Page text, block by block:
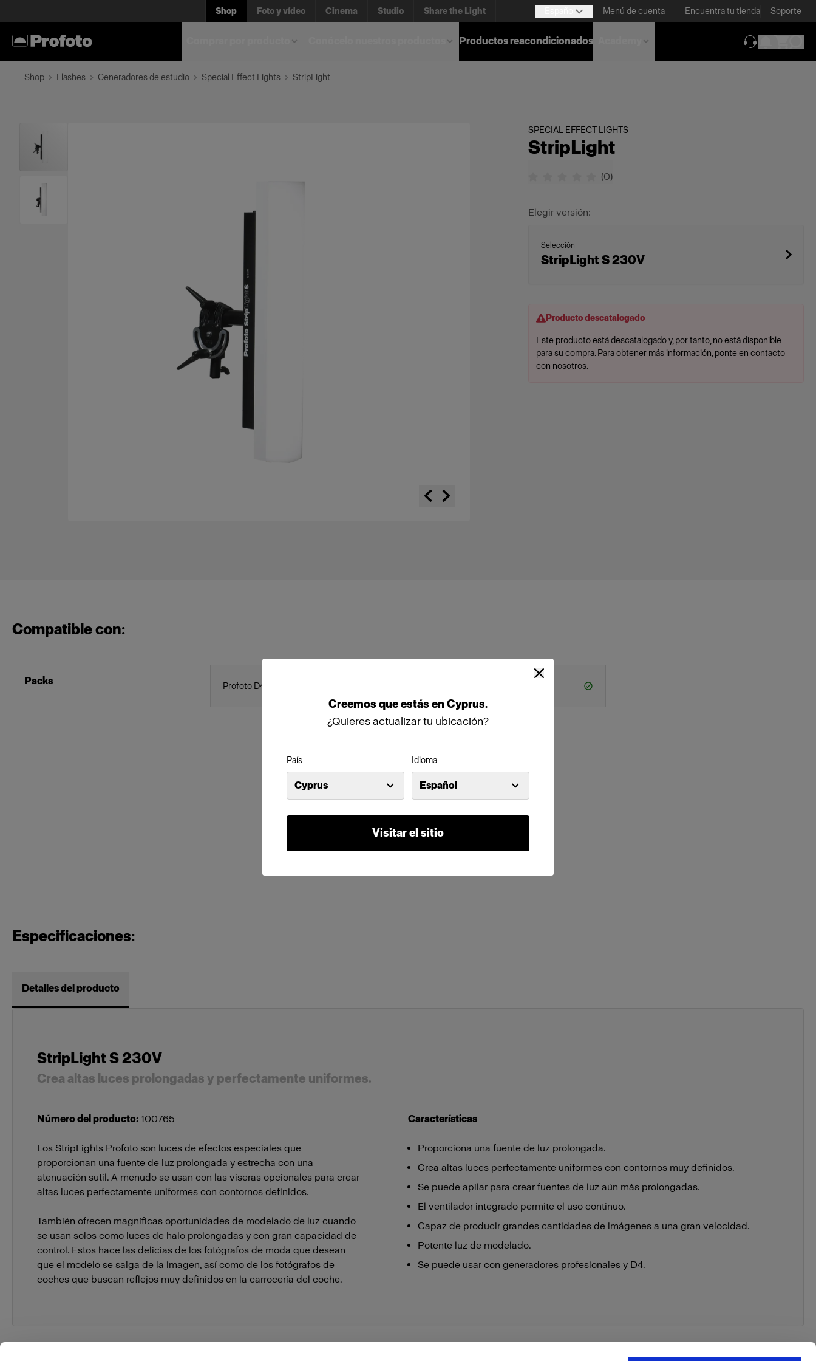
Creemos queestás enCyprus.
¿Quieres actualizar tu ubicación?
País
Cyprus
Idioma
Español
Visitar el sitio
Shop Foto y vídeo Cinema Studio Share the Light Menú de cuenta Encuentra tu tienda Soporte
Productos reacondicionados
Shop Flashes Generadores de estudio Special Effect Lights StripLight
SPECIAL EFFECT LIGHTS
StripLight
(0)
Elegir versión:
Selección
StripLight S 230V
Producto descatalogado
Este producto está descatalogado y, por tanto, no está disponible
para su compra. Para obtener más información, ponte en contacto
con nosotros.
Compatible con:
Packs Profoto D4
Especificaciones:
Detalles del producto
StripLight S 230V
Crea altas luces prolongadas y perfectamente uniformes.
Número del producto: 100765
Los StripLights Profoto son luces de efectos especiales que
proporcionan una fuente de luz prolongada y estrecha con una
atenuación sutil. A menudo se usan con las viseras opcionales para crear
altas luces perfectamente uniformes con contornos definidos.
También ofrecen magníficas oportunidades de modelado de luz cuando
se usan solos como luces de halo prolongadas y con gran capacidad de
control. Estos hace las delicias de los fotógrafos de moda que desean
que el modelo se salga de la imagen, así como de los fotógrafos de
coches que buscan reflejos muy definidos en la carrocería del coche.
Características
Proporciona una fuente de luz prolongada.
Crea altas luces perfectamente uniformes con contornos muy definidos.
Se puede apilar para crear fuentes de luz aún más prolongadas.
El ventilador integrado permite el uso continuo.
Capaz de producir grandes cantidades de imágenes a una gran velocidad.
Potente luz de modelado.
Se puede usar con generadores profesionales y D4.